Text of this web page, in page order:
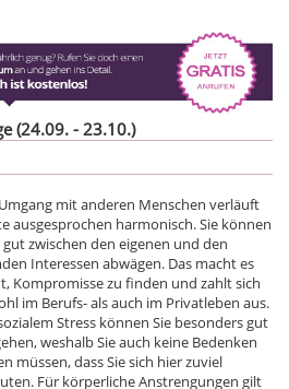
(24.09. - 23.10.)
mit anderen Menschen verläuft
ausgesprochen harmonisch. Sie können
gut zwischen den eigenen und den
Interessen abwägen. Das macht es
Kompromisse zu finden und zahlt sich
im Berufs- als auch im Privatleben aus.
Stress können Sie besonders gut
weshalb Sie auch keine Bedenken
müssen, dass Sie sich hier zuviel
Für körperliche Anstrengungen gilt